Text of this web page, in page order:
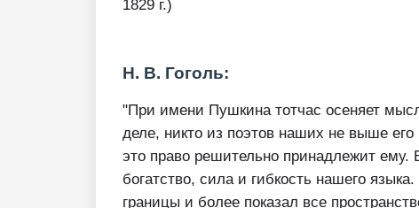
1829 г.)
Н. В. Гоголь:
"При имени Пушкина тотчас осеняет
деле, никто из поэтов наших не выше
это право решительно принадлежит ему.
богатство, сила и гибкость нашего
границы и более показал все